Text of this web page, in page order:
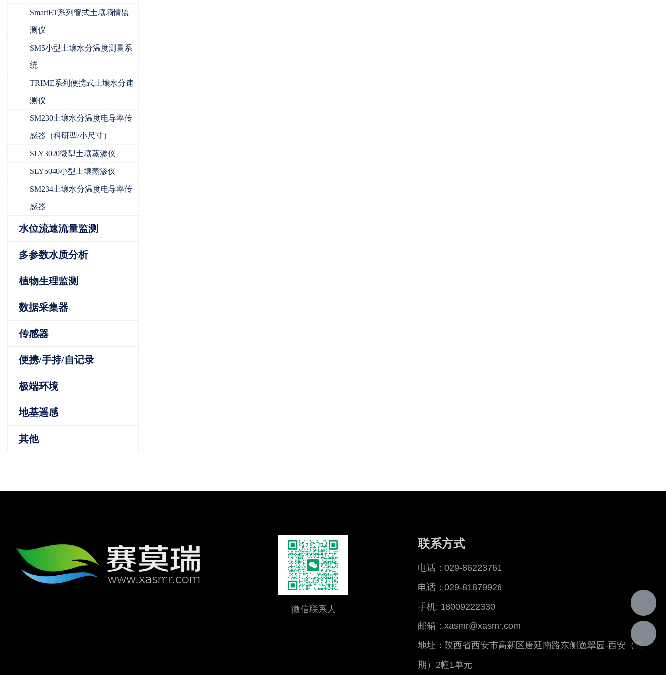
SmartET系列管式土壤墒情监
测仪
SM5小型土壤水分温度测量系
统
TRIME系列便携式土壤水分速
测仪
SM230土壤水分温度电导率传
感器（科研型/小尺寸）
SLY3020微型土壤蒸渗仪
SLY5040小型土壤蒸渗仪
SM234土壤水分温度电导率传
感器
水位流速流量监测
多参数水质分析
植物生理监测
数据采集器
传感器
便携/手持/自记录
极端环境
地基遥感
其他
微信联系人
联系方式
电话：029-86223761
电话：029-81879926
手机: 18009222330
邮箱：xasmr@xasmr.com
地址：陕西省西安市高新区唐延南路东侧逸翠园-西安（二
期）2幢1单元